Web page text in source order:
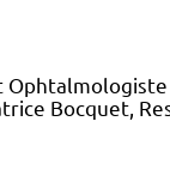
Bocquet,